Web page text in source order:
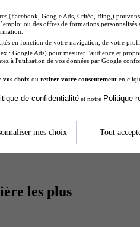
les plus
(Facebook, Google Ads, Critéo, Bing,)
ou des offres de formations
en fonction de votre navigation, de votre
: Google Ads) pour mesurer l'audience et
à l'utilisation de vos données par Google
vos choix ou retirer votre consentement en
de confidentialité et notre Politique
mes choix Tout